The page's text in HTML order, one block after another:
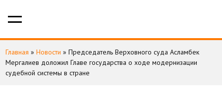
Главная » Новости » Председатель Верховного суда Асламбек
Мергалиев доложил Главе государства о ходе модернизации
судебной системы в стране